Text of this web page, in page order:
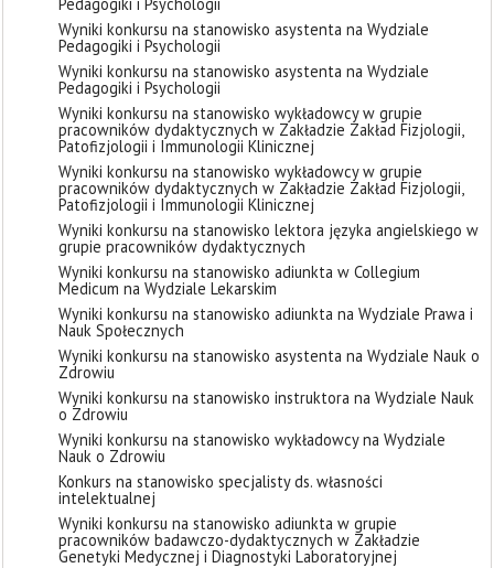
Wyniki konkursu na stanowisko asystenta na Wydziale
Pedagogiki i Psychologii
Wyniki konkursu na stanowisko asystenta na Wydziale
Pedagogiki i Psychologii
Wyniki konkursu na stanowisko wykładowcy w grupie
pracowników dydaktycznych w Zakładzie Zakład Fizjologii,
Patofizjologii i Immunologii Klinicznej
Wyniki konkursu na stanowisko wykładowcy w grupie
pracowników dydaktycznych w Zakładzie Zakład Fizjologii,
Patofizjologii i Immunologii Klinicznej
Wyniki konkursu na stanowisko lektora języka angielskiego w
grupie pracowników dydaktycznych
Wyniki konkursu na stanowisko adiunkta w Collegium
Medicum na Wydziale Lekarskim
Wyniki konkursu na stanowisko adiunkta na Wydziale Prawa i
Nauk Społecznych
Wyniki konkursu na stanowisko asystenta na Wydziale Nauk o
Zdrowiu
Wyniki konkursu na stanowisko instruktora na Wydziale Nauk
o Zdrowiu
Wyniki konkursu na stanowisko wykładowcy na Wydziale
Nauk o Zdrowiu
Konkurs na stanowisko specjalisty ds. własności
intelektualnej
Wyniki konkursu na stanowisko adiunkta w grupie
pracowników badawczo-dydaktycznych w Zakładzie
Genetyki Medycznej i Diagnostyki Laboratoryjnej